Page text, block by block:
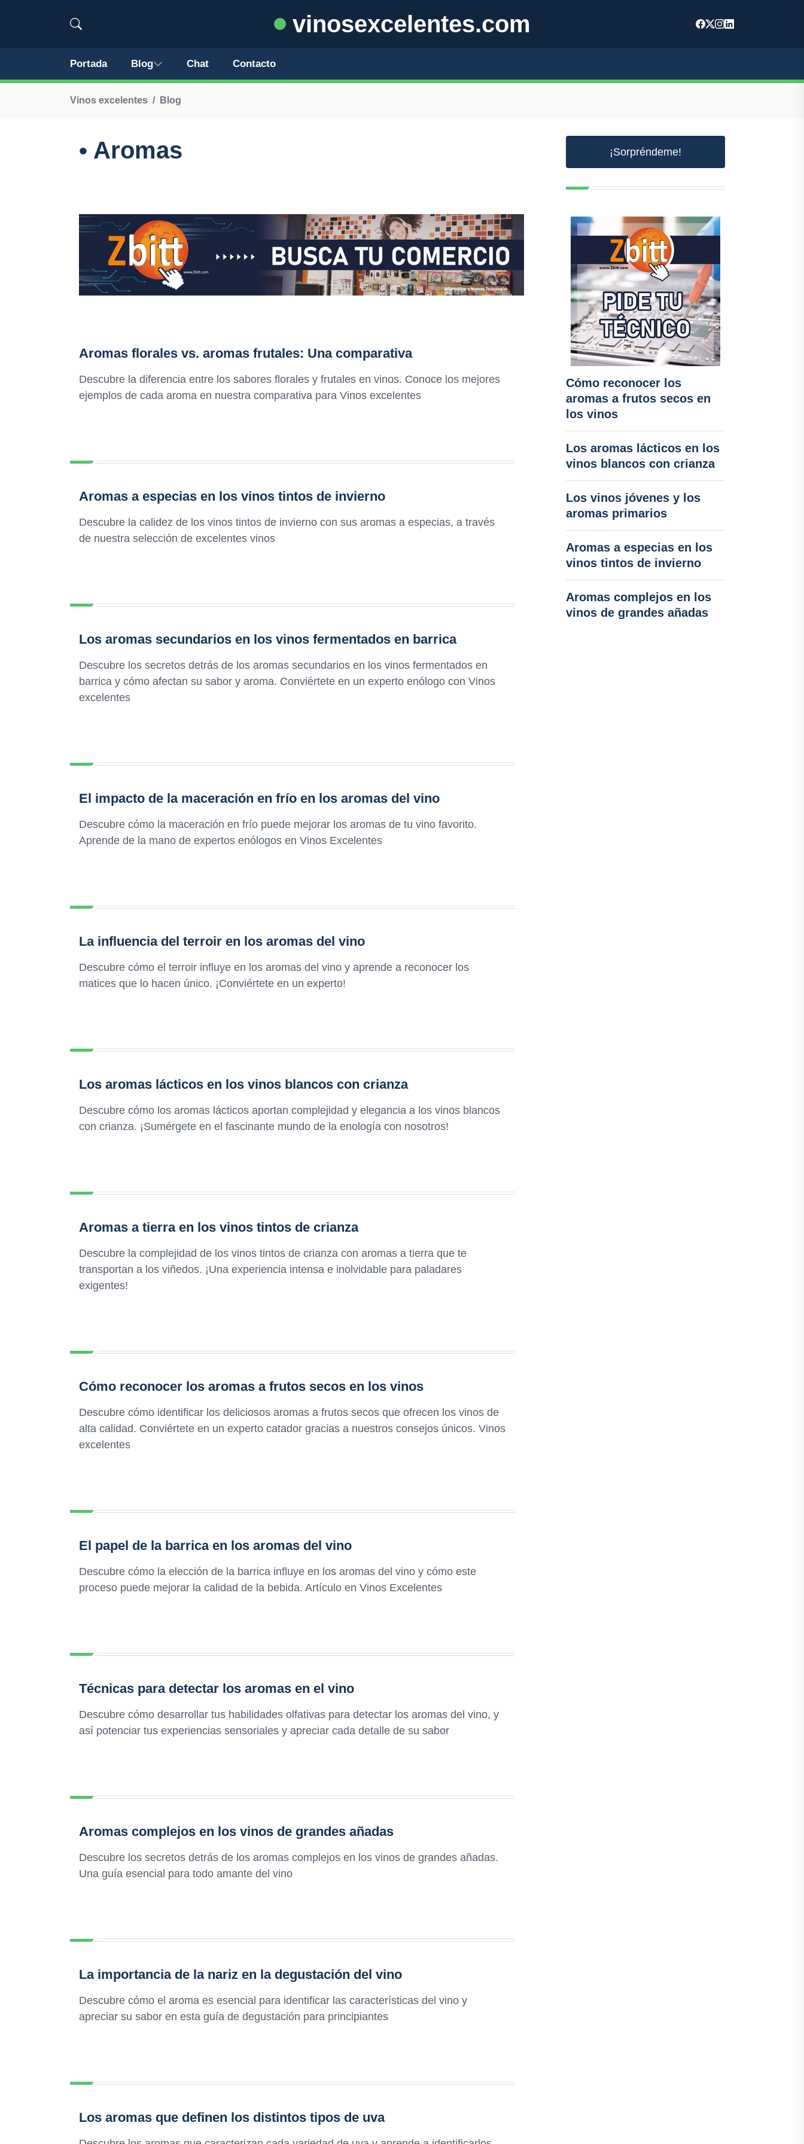
vinosexcelentes.com
Portada Blog Chat Contacto
Vinos excelentes Blog
• Aromas
Aromas florales vs. aromas frutales: Una comparativa
Descubre la diferencia entre los sabores florales y frutales en vinos. Conoce los mejores
ejemplos de cada aroma en nuestra comparativa para Vinos excelentes
Aromas a especias en los vinos tintos de invierno
Descubre la calidez de los vinos tintos de invierno con sus aromas a especias, a través
de nuestra selección de excelentes vinos
Los aromas secundarios en los vinos fermentados en barrica
Descubre los secretos detrás de los aromas secundarios en los vinos fermentados en
barrica y cómo afectan su sabor y aroma. Conviértete en un experto enólogo con Vinos
excelentes
El impacto de la maceración en frío en los aromas del vino
Descubre cómo la maceración en frío puede mejorar los aromas de tu vino favorito.
Aprende de la mano de expertos enólogos en Vinos Excelentes
La influencia del terroir en los aromas del vino
Descubre cómo el terroir influye en los aromas del vino y aprende a reconocer los
matices que lo hacen único. ¡Conviértete en un experto!
Los aromas lácticos en los vinos blancos con crianza
Descubre cómo los aromas lácticos aportan complejidad y elegancia a los vinos blancos
con crianza. ¡Sumérgete en el fascinante mundo de la enología con nosotros!
Aromas a tierra en los vinos tintos de crianza
Descubre la complejidad de los vinos tintos de crianza con aromas a tierra que te
transportan a los viñedos. ¡Una experiencia intensa e inolvidable para paladares
exigentes!
Cómo reconocer los aromas a frutos secos en los vinos
Descubre cómo identificar los deliciosos aromas a frutos secos que ofrecen los vinos de
alta calidad. Conviértete en un experto catador gracias a nuestros consejos únicos. Vinos
excelentes
El papel de la barrica en los aromas del vino
Descubre cómo la elección de la barrica influye en los aromas del vino y cómo este
proceso puede mejorar la calidad de la bebida. Artículo en Vinos Excelentes
Técnicas para detectar los aromas en el vino
Descubre cómo desarrollar tus habilidades olfativas para detectar los aromas del vino, y
así potenciar tus experiencias sensoriales y apreciar cada detalle de su sabor
Aromas complejos en los vinos de grandes añadas
Descubre los secretos detrás de los aromas complejos en los vinos de grandes añadas.
Una guía esencial para todo amante del vino
La importancia de la nariz en la degustación del vino
Descubre cómo el aroma es esencial para identificar las características del vino y
apreciar su sabor en esta guía de degustación para principiantes
Los aromas que definen los distintos tipos de uva
¡Sorpréndeme!
Cómo reconocer los
aromas a frutos secos en
los vinos
Los aromas lácticos en los
vinos blancos con crianza
Los vinos jóvenes y los
aromas primarios
Aromas a especias en los
vinos tintos de invierno
Aromas complejos en los
vinos de grandes añadas